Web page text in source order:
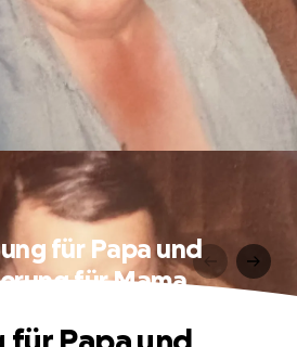
für Papa und
für Mama